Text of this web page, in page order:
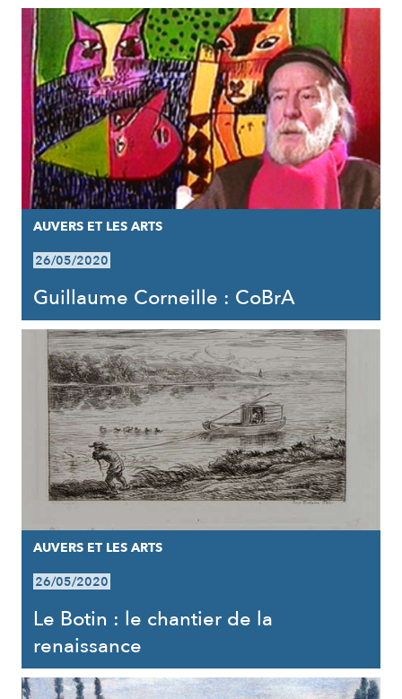
AUVERS ET LES ARTS
26/05/2020
Guillaume Corneille : CoBrA
AUVERS ET LES ARTS
26/05/2020
Le Botin : le chantier de la
renaissance